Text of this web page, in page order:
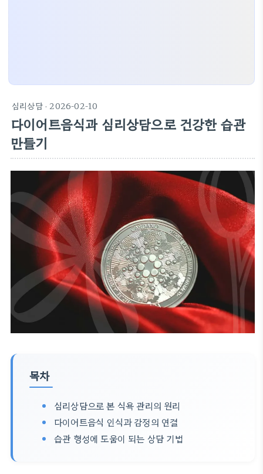
심리상담· 2026-02-10
다이어트음식과 심리상담으로 건강한 습관
만들기
목차
심리상담으로 본 식욕 관리의 원리
다이어트음식 인식과 감정의 연결
습관 형성에 도움이 되는 상담 기법